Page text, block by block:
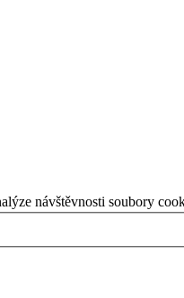
návštěvnosti soubory